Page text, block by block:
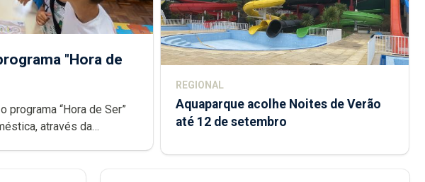
"Hora de
programa “Hora de Ser”
através da
REGIONAL
Aquaparque acolhe Noites de Verão
até 12 de setembro